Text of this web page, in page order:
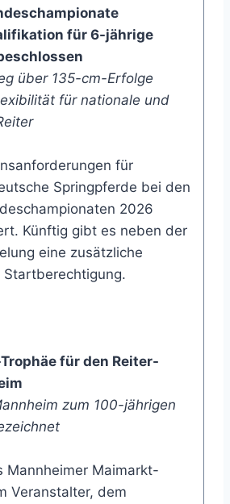
für 6-jährige
über 135-cm-Erfolge
für nationale und
für
Springpferde bei den
2026
Künftig gibt es neben der
eine zusätzliche
Startberechtigung.
für den Reiter-
zum 100-jährigen
Mannheimer Maimarkt-
Veranstalter, dem